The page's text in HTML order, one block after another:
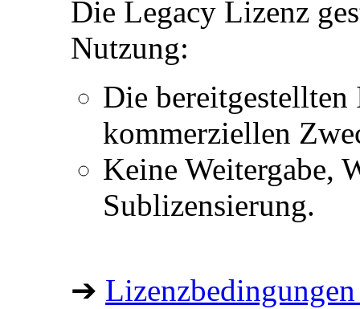
Die Legacy Lizenz
Nutzung:
Die
kommerziellen
Keine Weitergabe,
Sublizensierung.
➔